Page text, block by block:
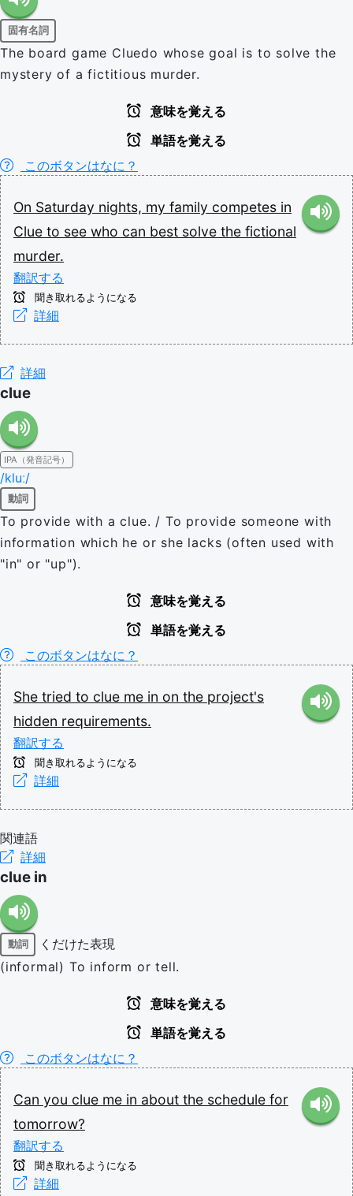
固有名詞
The board game Cluedo whose goal is to solve the
mystery of a fictitious murder.
意味を覚える
単語を覚える
このボタンはなに？
On Saturday nights, my family competes in
Clue to see who can best solve the fictional
murder.
翻訳する
聞き取れるようになる
詳細
詳細
clue
IPA（発音記号）
/kluː/
動詞
To provide with a clue. / To provide someone with
information which he or she lacks (often used with
"in" or "up").
意味を覚える
単語を覚える
このボタンはなに？
She tried to clue me in on the project's
hidden requirements.
翻訳する
聞き取れるようになる
詳細
関連語
詳細
clue in
動詞
くだけた表現
(informal) To inform or tell.
意味を覚える
単語を覚える
このボタンはなに？
Can you clue me in about the schedule for
tomorrow?
翻訳する
聞き取れるようになる
詳細